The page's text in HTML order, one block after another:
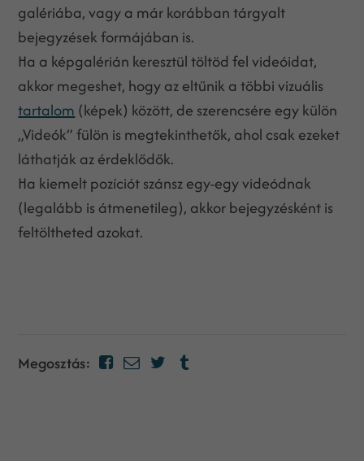
galériába, vagy a már korábban tárgyalt
bejegyzések formájában is.
Ha a képgalérián keresztül töltöd fel videóidat,
akkor megeshet, hogy az eltűnik a többi vizuális
tartalom (képek) között, de szerencsére egy külön
„Videók” fülön is megtekinthetők, ahol csak ezeket
láthatják az érdeklődők.
Ha kiemelt pozíciót szánsz egy-egy videódnak
(legalább is átmenetileg), akkor bejegyzésként is
feltöltheted azokat.
Megosztás: